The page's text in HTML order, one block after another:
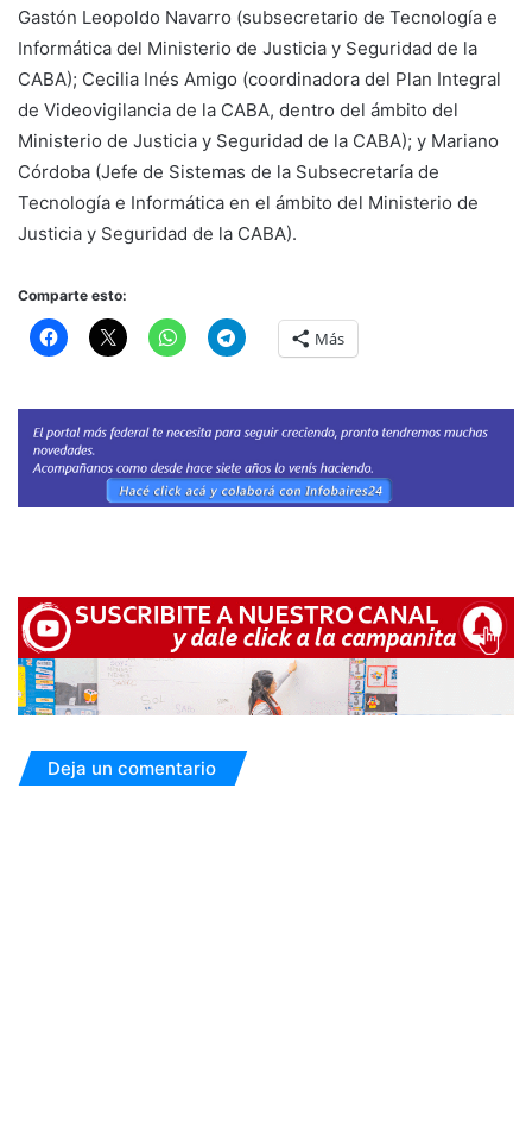
Gastón Leopoldo Navarro (subsecretario de Tecnología e
Informática del Ministerio de Justicia y Seguridad de la
CABA); Cecilia Inés Amigo (coordinadora del Plan Integral
de Videovigilancia de la CABA, dentro del ámbito del
Ministerio de Justicia y Seguridad de la CABA); y Mariano
Córdoba (Jefe de Sistemas de la Subsecretaría de
Tecnología e Informática en el ámbito del Ministerio de
Justicia y Seguridad de la CABA).
Comparte esto:
Más
Deja un comentario